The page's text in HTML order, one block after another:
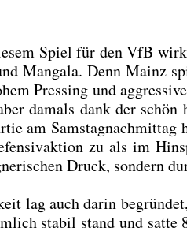
Spiel für den VfB
Manga­la. Denn Mainz
Pres­sing und
damals dank der
am
zu als im
Druck, son­dern
lag auch dar­in
sta­bil stand und